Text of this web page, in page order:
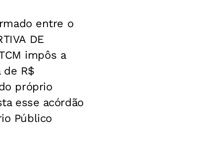
entre o
DE
impôs a
de R$
próprio
esse acórdão
Público